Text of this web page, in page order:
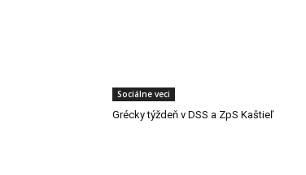
Sociálne veci
Grécky týždeň v DSS a ZpS Kaštieľ